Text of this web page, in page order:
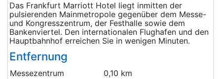
Das Frankfurt Marriott Hotel liegt inmitten der
pulsierenden Mainmetropole gegenüber dem Messe-
und Kongresszentrum, der Festhalle sowie dem
Bankenviertel. Den internationalen Flughafen und den
Hauptbahnhof erreichen Sie in wenigen Minuten.
Entfernung
Messezentrum
0,10 km